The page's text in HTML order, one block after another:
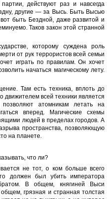
действуют раз и навсегда
другие — за Высь. Быть Высью
быть Бездной, даже развитой и
Таков закон этой странной
которому суждена роль
от рук террористов всей семьи
играть по правилам. Он хочет
начаться магическому лету.
Там есть техника, вплоть до
движителем всей техники является
атомникам летать на
вперед. Магические схемы
людей в пределах городов. А
пространства, позволяющую
на планете.
что ли?
не тот, о ком больше всего
должен был убить императора
В общем, княгиней Выси
грязная и странная толстая